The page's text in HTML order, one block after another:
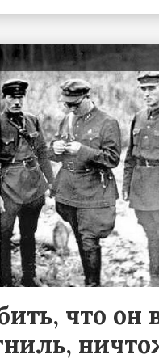
что он